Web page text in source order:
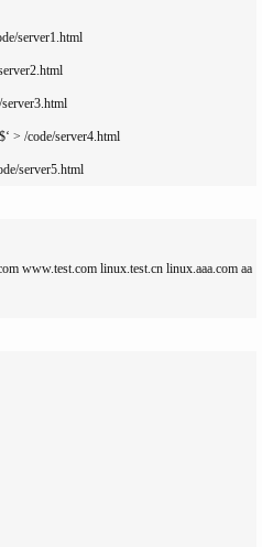
server1.html
> /code/server4.html
www.test.com linux.test.cn linux.aaa.com aa